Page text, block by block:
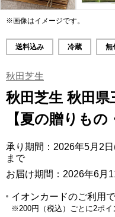
※画像はイメージです。
送料込み 冷蔵 無
秋田芝生
秋田芝生 秋田
【夏の贈りもの
承り期間：2026年5月2
まで
お届け期間：2026年6月
イオンカードのご利用
※200円（税込）ごとに2ポイ